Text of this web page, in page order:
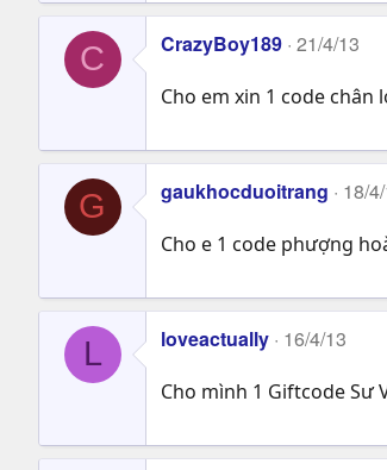
C CrazyBoy189 21/4/13
Cho em xin 1 code chân
G gaukhocduoitrang 18/
Cho e 1 code phượng
L loveactually 16/4/13
Cho mình 1 Giftcode Sư